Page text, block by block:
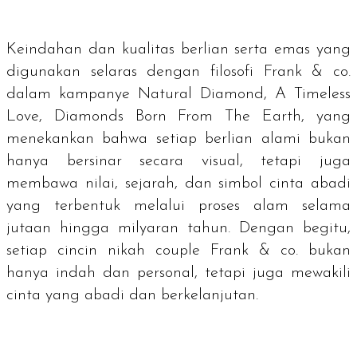
Keindahan dan kualitas berlian serta emas yang
digunakan selaras dengan filosofi Frank & co.
dalam kampanye
Natural Diamond, A Timeless
Love, Diamonds Born From The Earth, yang
menekankan bahwa setiap berlian alami bukan
hanya bersinar secara visual, tetapi juga
membawa nilai, sejarah, dan simbol cinta abadi
yang terbentuk melalui proses alam selama
jutaan hingga milyaran tahun. Dengan begitu,
setiap cincin nikah couple Frank & co. bukan
hanya indah dan personal, tetapi juga mewakili
cinta yang abadi dan berkelanjutan.